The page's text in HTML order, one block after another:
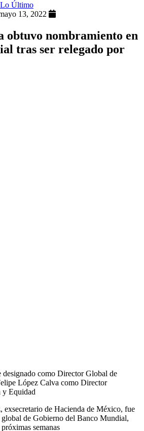
Lo Último
13, 2022
nombramiento en
tras ser relegado por
como Director Global de
López Calva como Director
y Equidad
exsecretario de Hacienda de México, fue
de Gobierno del Banco Mundial,
semanas